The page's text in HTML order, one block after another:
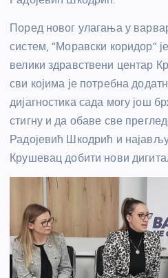
Поред новог улагања у
систем, “Моравски коридор”
велики здравствени центар
сви којима је потребна
дијагностика сада могу још
стигну и да обаве све
Радојевић Шкодрић и
Крушевац добити нови